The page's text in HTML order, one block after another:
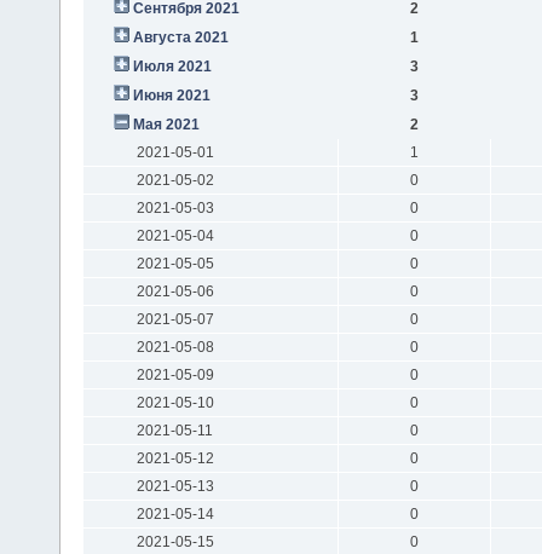
Сентября 2021
2
Августа 2021
1
Июля 2021
3
Июня 2021
3
Мая 2021
2
2021-05-01
1
2021-05-02
0
2021-05-03
0
2021-05-04
0
2021-05-05
0
2021-05-06
0
2021-05-07
0
2021-05-08
0
2021-05-09
0
2021-05-10
0
2021-05-11
0
2021-05-12
0
2021-05-13
0
2021-05-14
0
2021-05-15
0